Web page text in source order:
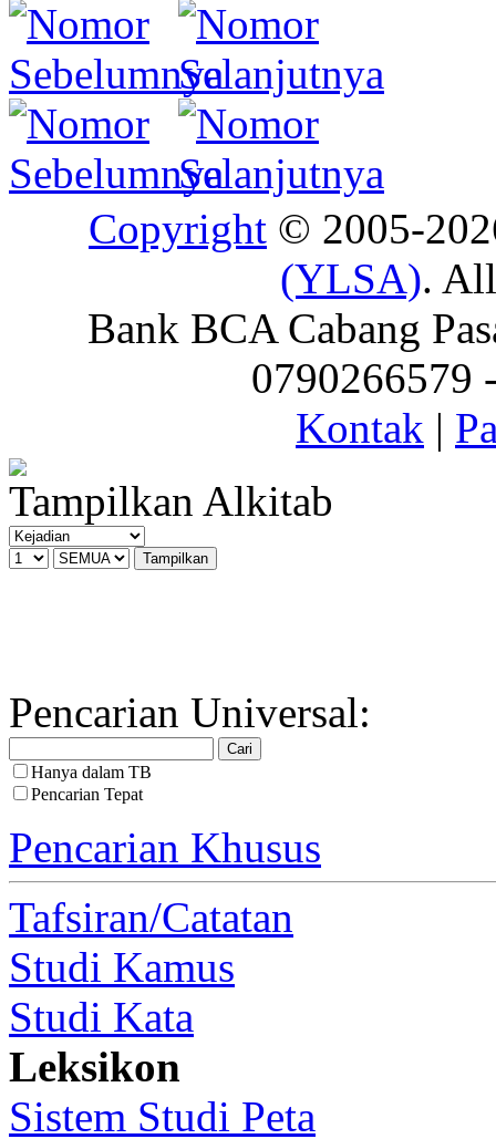
Copyright © 2005-
(YLSA).
Bank BCA Cabang
0790266579
Kontak |
Tampilkan Alkitab
Pencarian Universal:
Hanya dalam TB
Pencarian Tepat
Pencarian Khusus
Tafsiran/Catatan
Studi Kamus
Studi Kata
Leksikon
Sistem Studi Peta